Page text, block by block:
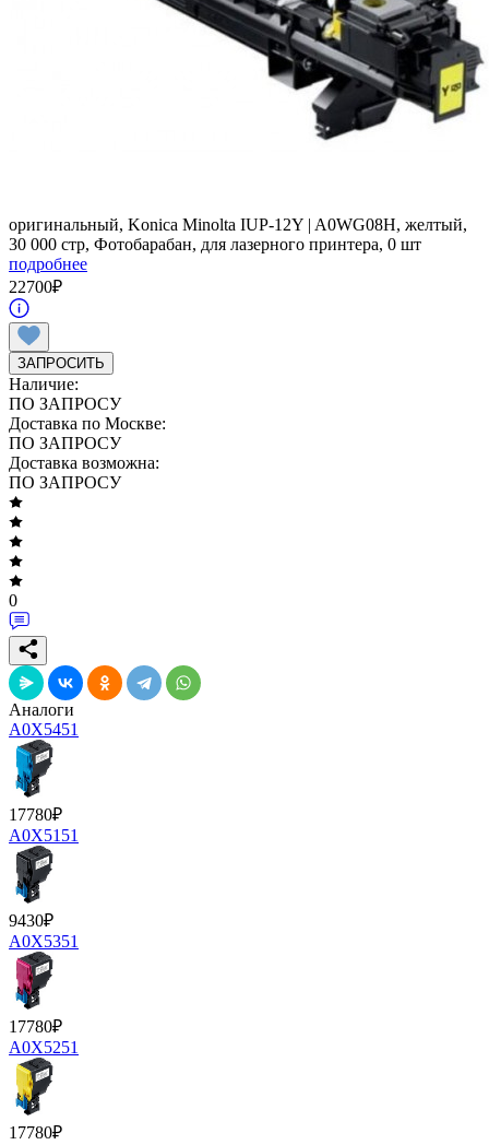
оригинальный, Konica Minolta IUP-12Y | A0WG08H, желтый,
30 000 стр, Фотобарабан, для лазерного принтера, 0 шт
подробнее
22700₽
ЗАПРОСИТЬ
Наличие:
ПО ЗАПРОСУ
Доставка по Москве:
ПО ЗАПРОСУ
Доставка возможна:
ПО ЗАПРОСУ
0
Аналоги
A0X5451
17780₽
A0X5151
9430₽
A0X5351
17780₽
A0X5251
17780₽